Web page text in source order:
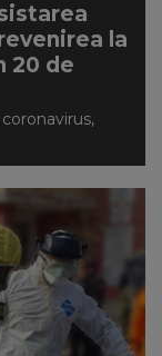
la
20 de